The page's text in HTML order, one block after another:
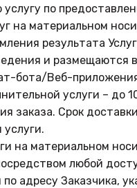
по
на материальном
результата
и размещаются в
бота/Веб-
услуги – до
заказа. Срок
услуги.
на материальном
любой
по адресу Заказчика,